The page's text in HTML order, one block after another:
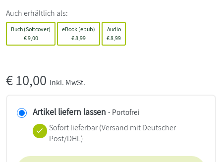
Auch erhältlich als:
Buch (Softcover)
€9,00
eBook (epub)
€8,99
Audio
€8,99
€10,00 inkl. MwSt.
Artikel liefern lassen - Portofrei
Sofort lieferbar(Versand mit Deutscher
Post/DHL)